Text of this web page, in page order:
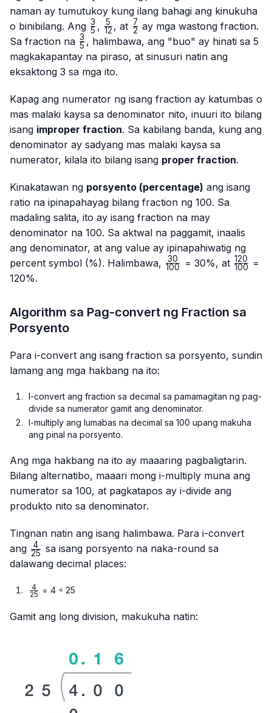
naman ay tumutukoy kung ilang bahagi ang kinukuha
o binibilang. Ang \frac{3}
{5}
5
3 , \frac{5}
{12}
12
5 , at \frac{7}
{2}
2
7 ay mga wastong fraction.
Sa fraction na \frac{3}
{5}
5
3 , halimbawa, ang "buo" ay hinati sa 5
magkakapantay na piraso, at sinusuri natin ang
eksaktong 3 sa mga ito.
Kapag ang numerator ng isang fraction ay katumbas o
mas malaki kaysa sa denominator nito, inuuri ito bilang
isang improper fraction. Sa kabilang banda, kung ang
denominator ay sadyang mas malaki kaysa sa
numerator, kilala ito bilang isang proper fraction.
Kinakatawan ng porsyento (percentage) ang isang
ratio na ipinapahayag bilang fraction ng 100. Sa
madaling salita, ito ay isang fraction na may
denominator na 100. Sa aktwal na paggamit, inaalis
ang denominator, at ang value ay ipinapahiwatig ng
percent symbol (%). Halimbawa, \frac{30}
100
30 = 30%, at 100
120
=
120%.
Algorithm sa Pag-convert ng Fraction sa
Porsyento
Para i-convert ang isang fraction sa porsyento, sundin
lamang ang mga hakbang na ito:
I-convert ang fraction sa decimal sa pamamagitan ng pag-
divide sa numerator gamit ang denominator.
I-multiply ang lumabas na decimal sa 100 upang makuha
ang pinal na porsyento.
Ang mga hakbang na ito ay maaaring pagbaligtarin.
Bilang alternatibo, maaari mong i-multiply muna ang
numerator sa 100, at pagkatapos ay i-divide ang
produkto nito sa denominator.
Tingnan natin ang isang halimbawa. Para i-convert
ang \frac{4}
{25}
25
4
sa isang porsyento na naka-round sa
dalawang decimal places:
\frac{4}
25
4 = 4 ÷ 25
Gamit ang long division, makukuha natin: